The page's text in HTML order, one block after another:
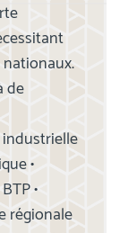
de
industrielle
•
•
régionale